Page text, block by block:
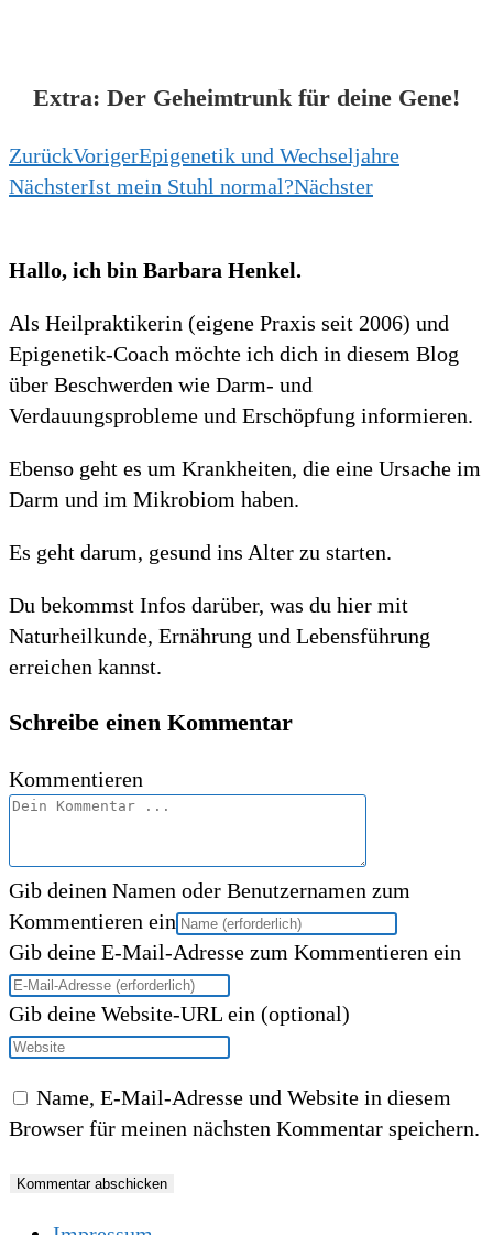
Extra: Der Geheimtrunk für deine Gene!
ZurückVorigerEpigenetik und Wechseljahre
NächsterIst mein Stuhl normal?Nächster
Hallo, ich bin Barbara Henkel.
Als Heilpraktikerin (eigene Praxis seit 2006) und
Epigenetik-Coach möchte ich dich in diesem Blog
über Beschwerden wie Darm- und
Verdauungsprobleme und Erschöpfung informieren.
Ebenso geht es um Krankheiten, die eine Ursache im
Darm und im Mikrobiom haben.
Es geht darum, gesund ins Alter zu starten.
Du bekommst Infos darüber, was du hier mit
Naturheilkunde, Ernährung und Lebensführung
erreichen kannst.
Schreibe einen Kommentar
Kommentieren
Gib deinen Namen oder Benutzernamen zum
Kommentieren ein
Gib deine E-Mail-Adresse zum Kommentieren ein
Gib deine Website-URL ein (optional)
Name, E-Mail-Adresse und Website in diesem
Browser für meinen nächsten Kommentar speichern.